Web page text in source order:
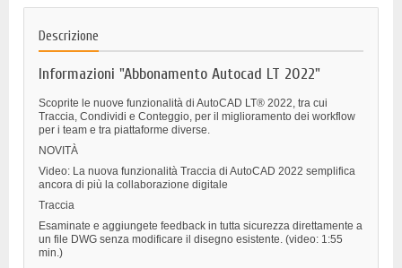
Descrizione
Informazioni "Abbonamento Autocad LT 2022"
Scoprite le nuove funzionalità di AutoCAD LT® 2022, tra cui
Traccia, Condividi e Conteggio, per il miglioramento dei workflow
per i team e tra piattaforme diverse.
NOVITÀ
Video: La nuova funzionalità Traccia di AutoCAD 2022 semplifica
ancora di più la collaborazione digitale
Traccia
Esaminate e aggiungete feedback in tutta sicurezza direttamente a
un file DWG senza modificare il disegno esistente. (video: 1:55
min.)